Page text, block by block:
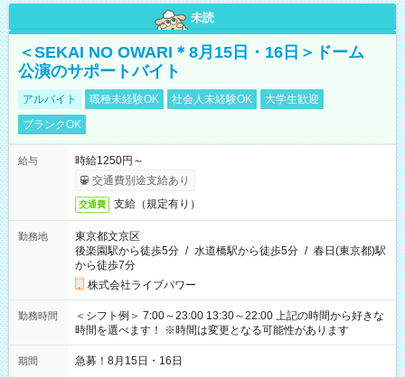
未読
＜SEKAI NO OWARI＊8月15日・16日＞ドーム
公演のサポートバイト
アルバイト 職種未経験OK 社会人未経験OK
大学生歓迎
ブランクOK
給与
時給1250円～
交通費別途支給あり
交通費 支給（規定有り）
勤務地
東京都文京区
後楽園駅から徒歩5分 / 水道橋駅から徒歩5分 / 春日(東京都)駅
から徒歩7分
株式会社ライブパワー
勤務時間
＜シフト例＞ 7:00～23:00 13:30～22:00 上記の時間から好きな
時間を選べます！ ※時間は変更となる可能性があります
期間 急募！8月15日・16日